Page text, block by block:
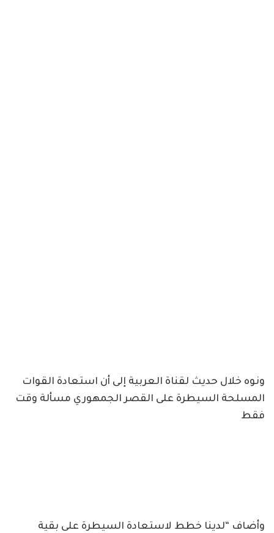
ونوه خلال حديث لقناة العربية إلى أن استعادة القوات
المسلحة السيطرة على القصر الجمهوري مسألة وقت
فقط
وأضاف “لدينا خطط لاستعادة السيطرة على بقية